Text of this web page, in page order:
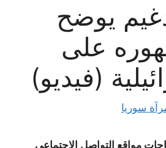
يوضح
على
(فيديو)
سوريا
مواقع التواصل الاجتماعي